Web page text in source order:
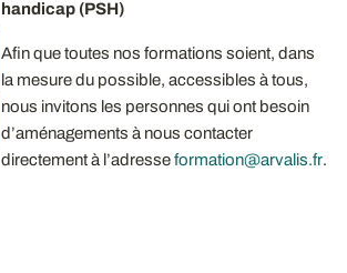
handicap (PSH)
Afin que toutes nos formations soient, dans
la mesure du possible, accessibles à tous,
nous invitons les personnes qui ont besoin
d’aménagements à nous contacter
directement à l’adresseformation@arvalis.fr.​